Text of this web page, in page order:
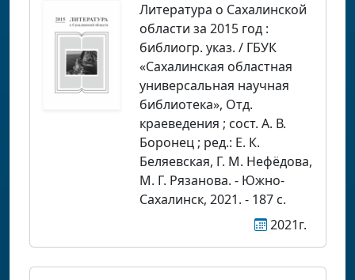
Литература о Сахалинской
области за 2015 год :
библиогр. указ. / ГБУК
«Сахалинская областная
универсальная научная
библиотека», Отд.
краеведения ; сост. А. В.
Боронец ; ред.: Е. К.
Беляевская, Г. М. Нефёдова,
М. Г. Рязанова. - Южно-
Сахалинск, 2021. - 187 с.
2021г.